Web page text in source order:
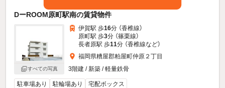
DーROOM原町駅南の賃貸物件
すべての写真
伊賀駅 歩16分 （香椎線）
原町駅 歩3分 （篠栗線）
長者原駅 歩11分 （香椎線など）
福岡県糟屋郡粕屋町仲原２丁目
3階建 / 新築 / 軽量鉄骨
駐車場あり 駐輪場あり 宅配ボックス